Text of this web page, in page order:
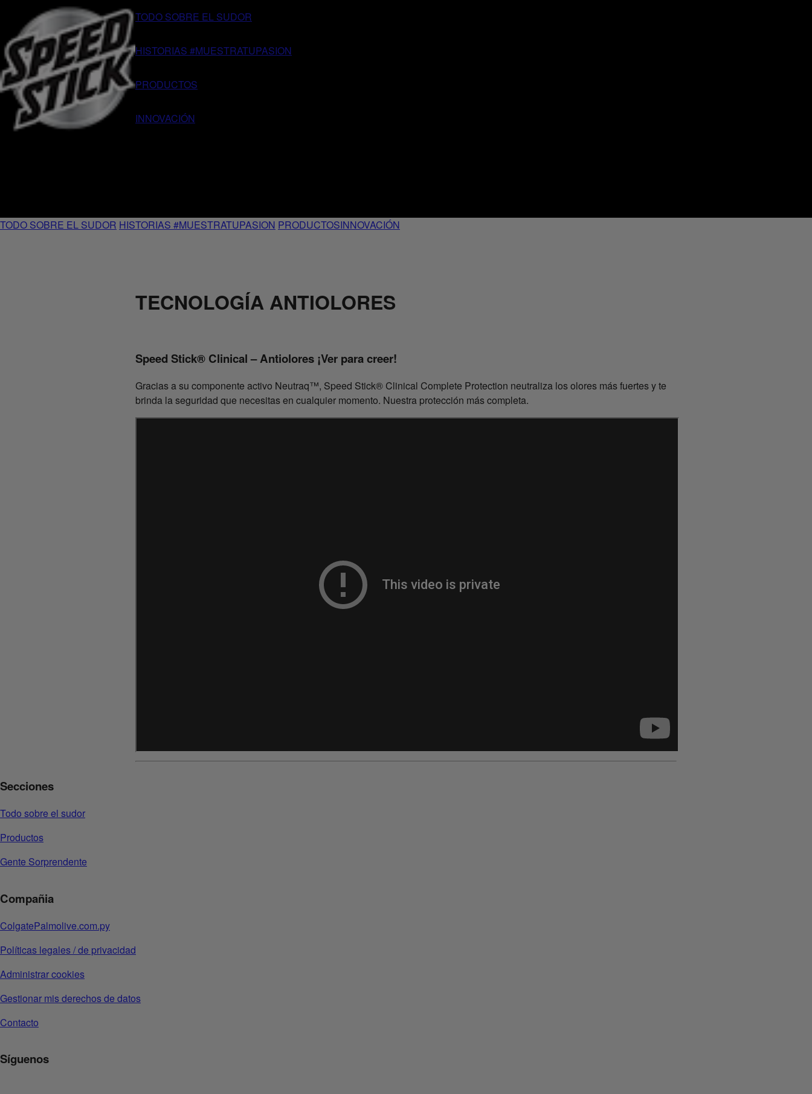
TODO SOBRE EL SUDOR
HISTORIAS #MUESTRATUPASION
PRODUCTOS
INNOVACIÓN
TODO SOBRE EL SUDOR HISTORIAS #MUESTRATUPASION PRODUCTOSINNOVACIÓN
TECNOLOGÍA ANTIOLORES
Speed Stick® Clinical – Antiolores ¡Ver para creer!
Gracias a su componente activo Neutraq™, Speed Stick® Clinical Complete Protection neutraliza los olores más fuertes y te
brinda la seguridad que necesitas en cualquier momento. Nuestra protección más completa.
Secciones
Todo sobre el sudor
Productos
Gente Sorprendente
Compañia
ColgatePalmolive.com.py
Políticas legales / de privacidad
Administrar cookies
Gestionar mis derechos de datos
Contacto
Síguenos